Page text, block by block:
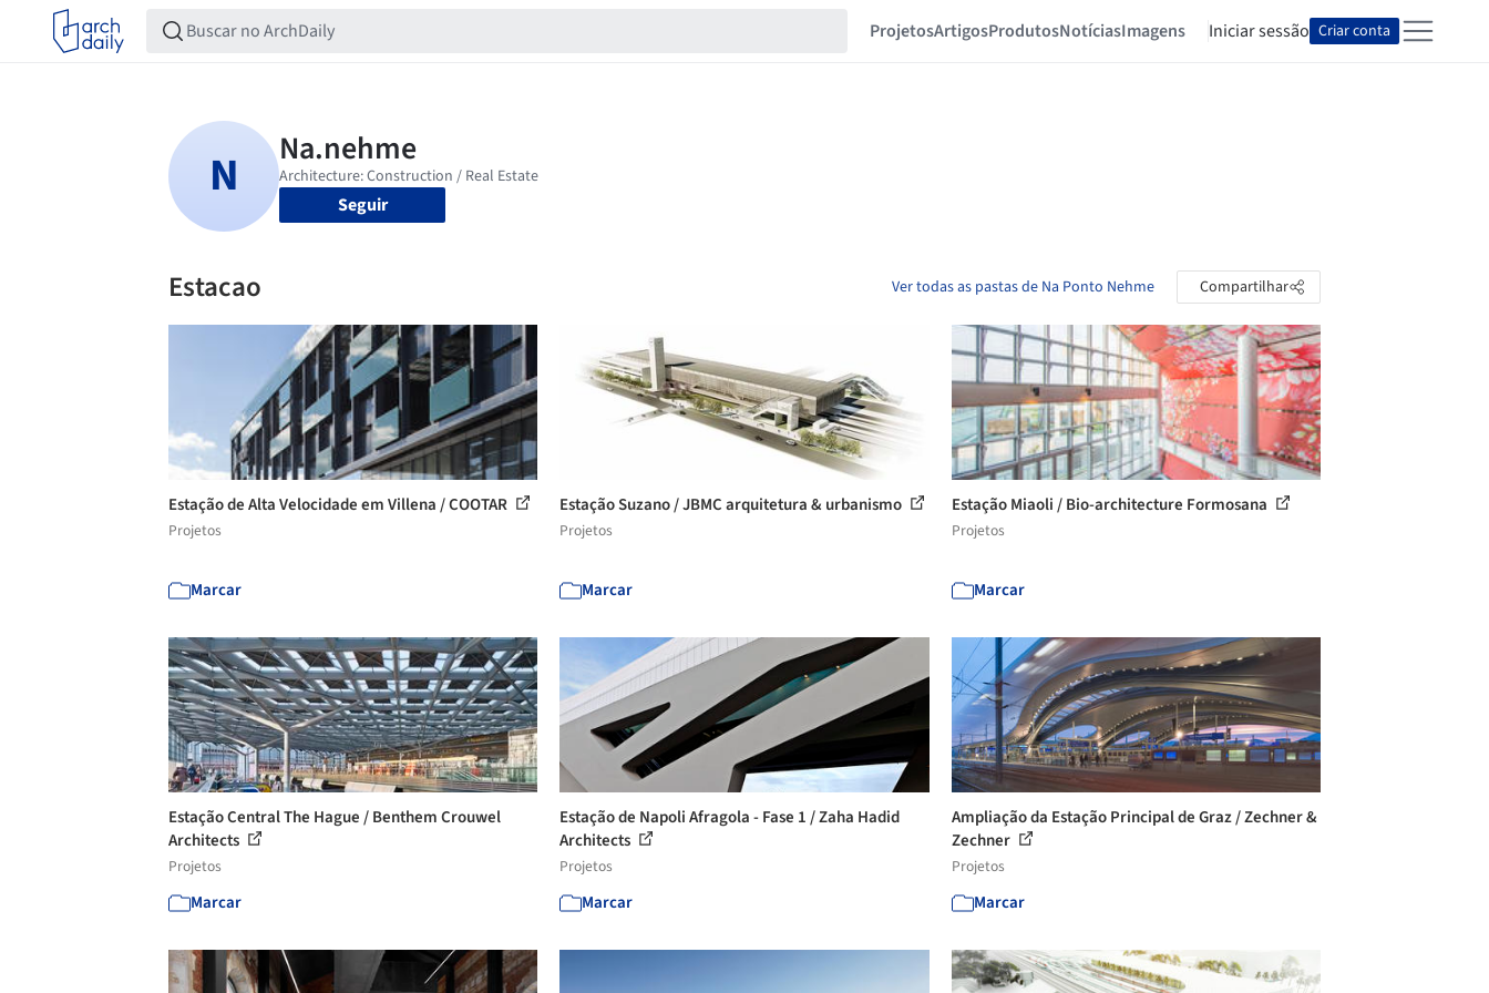
ProjetosArtigosProdutosNotíciasImagens Iniciar sessão Criar conta
Seguir
Estacao Ver todas as pastas de Na Ponto Nehme Compartilhar
Estação de Alta Velocidade em Villena / COOTAR
Projetos
Marcar
Estação Suzano / JBMC arquitetura & urbanismo
Projetos
Marcar
Estação Miaoli / Bio-architecture Formosana
Projetos
Marcar
Estação Central The Hague / Benthem Crouwel
Architects
Projetos
Marcar
Estação de Napoli Afragola - Fase 1 / Zaha Hadid
Architects
Projetos
Marcar
Ampliação da Estação Principal de Graz / Zechner &
Zechner
Projetos
Marcar